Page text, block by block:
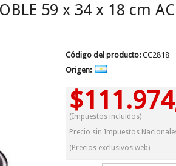
59 x 34 x 18 cm
Código del producto: CC2818
Origen:
(Impuestos incluidos)
Precio sin Impuestos
(Precios exclusivos web)